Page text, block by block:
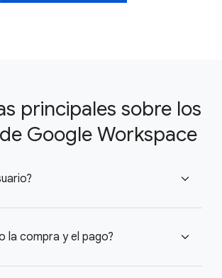
principales sobre los
Google Workspace
expand_more
la compra y el pago? expand_more